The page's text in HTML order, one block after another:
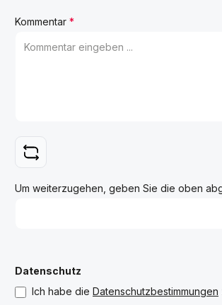
Kommentar *
Um weiterzugehen, geben Sie die oben
Datenschutz
Ich habe die Datenschutzbestimmungen